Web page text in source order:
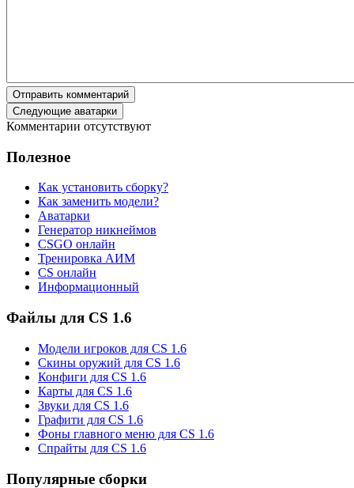
Отправить комментарий
Следующие аватарки
Комментарии отсутствуют
Полезное
Как установить сборку?
Как заменить модели?
Аватарки
Генератор никнеймов
CSGO онлайн
Тренировка АИМ
CS онлайн
Информационный
Файлы для CS 1.6
Модели игроков для CS 1.6
Скины оружий для CS 1.6
Конфиги для CS 1.6
Карты для CS 1.6
Звуки для CS 1.6
Графити для CS 1.6
Фоны главного меню для CS 1.6
Спрайты для CS 1.6
Популярные сборки